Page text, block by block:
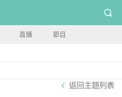
直播 節目
返回主題列表